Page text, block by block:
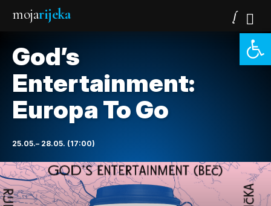
mojarijeka
God’s
Entertainment:
Europa To Go
25.05.– 28.05. (17:00)